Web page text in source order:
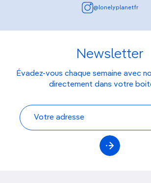
@lonelyplanetfr
Newsletter
Évadez-vous chaque semaine avec
directement dans votre